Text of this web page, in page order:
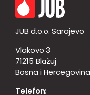
JUB d.o.o. Sarajevo
Vlakovo 3
71215 Blažuj
Bosna i Hercegovina
Telefon: